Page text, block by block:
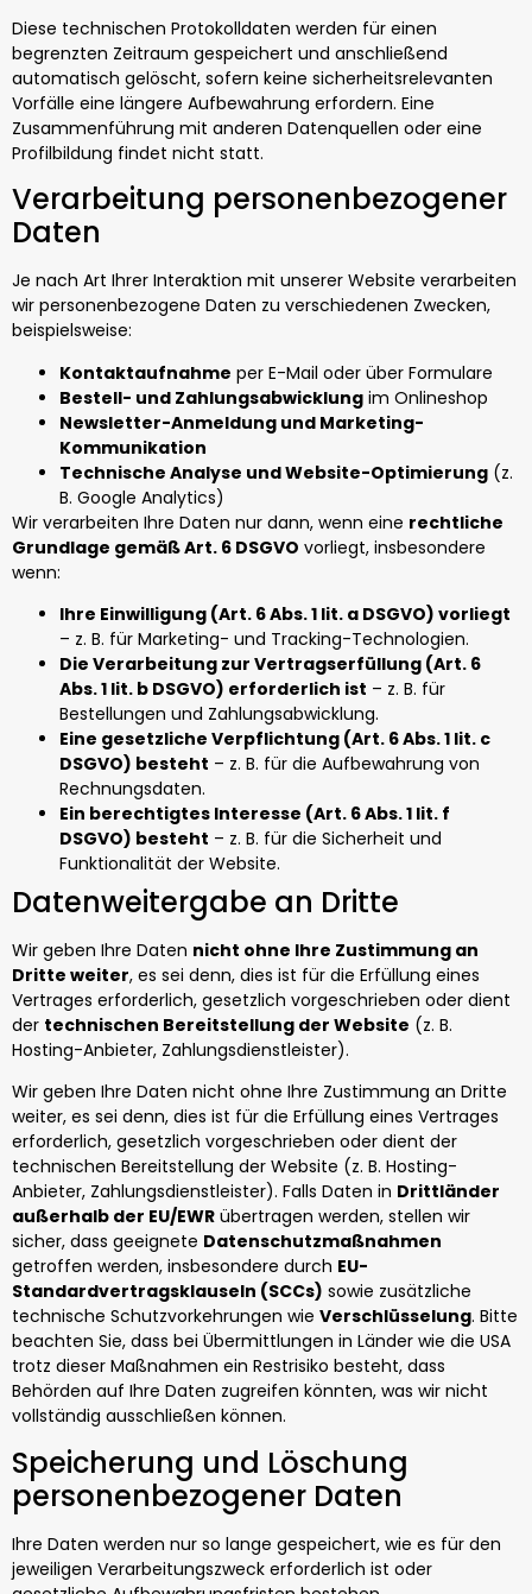
Diese technischen Protokolldaten werden für einen
begrenzten Zeitraum gespeichert und anschließend
automatisch gelöscht, sofern keine sicherheitsrelevanten
Vorfälle eine längere Aufbewahrung erfordern. Eine
Zusammenführung mit anderen Datenquellen oder eine
Profilbildung findet nicht statt.
Verarbeitung personenbezogener
Daten
Je nach Art Ihrer Interaktion mit unserer Website verarbeiten
wir personenbezogene Daten zu verschiedenen Zwecken,
beispielsweise:
Kontaktaufnahme per E-Mail oder über Formulare
Bestell- und Zahlungsabwicklung im Onlineshop
Newsletter-Anmeldung und Marketing-
Kommunikation
Technische Analyse und Website-Optimierung (z.
B. Google Analytics)
Wir verarbeiten Ihre Daten nur dann, wenn eine rechtliche
Grundlage gemäß Art. 6 DSGVO vorliegt, insbesondere
wenn:
Ihre Einwilligung (Art. 6 Abs. 1 lit. a DSGVO) vorliegt
– z. B. für Marketing- und Tracking-Technologien.
Die Verarbeitung zur Vertragserfüllung (Art. 6
Abs. 1 lit. b DSGVO) erforderlich ist – z. B. für
Bestellungen und Zahlungsabwicklung.
Eine gesetzliche Verpflichtung (Art. 6 Abs. 1 lit. c
DSGVO) besteht – z. B. für die Aufbewahrung von
Rechnungsdaten.
Ein berechtigtes Interesse (Art. 6 Abs. 1 lit. f
DSGVO) besteht – z. B. für die Sicherheit und
Funktionalität der Website.
Datenweitergabe an Dritte
Wir geben Ihre Daten nicht ohne Ihre Zustimmung an
Dritte weiter, es sei denn, dies ist für die Erfüllung eines
Vertrages erforderlich, gesetzlich vorgeschrieben oder dient
der technischen Bereitstellung der Website (z. B.
Hosting-Anbieter, Zahlungsdienstleister).
Wir geben Ihre Daten nicht ohne Ihre Zustimmung an Dritte
weiter, es sei denn, dies ist für die Erfüllung eines Vertrages
erforderlich, gesetzlich vorgeschrieben oder dient der
technischen Bereitstellung der Website (z. B. Hosting-
Anbieter, Zahlungsdienstleister). Falls Daten in Drittländer
außerhalb der EU/EWR übertragen werden, stellen wir
sicher, dass geeignete Datenschutzmaßnahmen
getroffen werden, insbesondere durch EU-
Standardvertragsklauseln (SCCs) sowie zusätzliche
technische Schutzvorkehrungen wie Verschlüsselung. Bitte
beachten Sie, dass bei Übermittlungen in Länder wie die USA
trotz dieser Maßnahmen ein Restrisiko besteht, dass
Behörden auf Ihre Daten zugreifen könnten, was wir nicht
vollständig ausschließen können.
Speicherung und Löschung
personenbezogener Daten
Ihre Daten werden nur so lange gespeichert, wie es für den
jeweiligen Verarbeitungszweck erforderlich ist oder